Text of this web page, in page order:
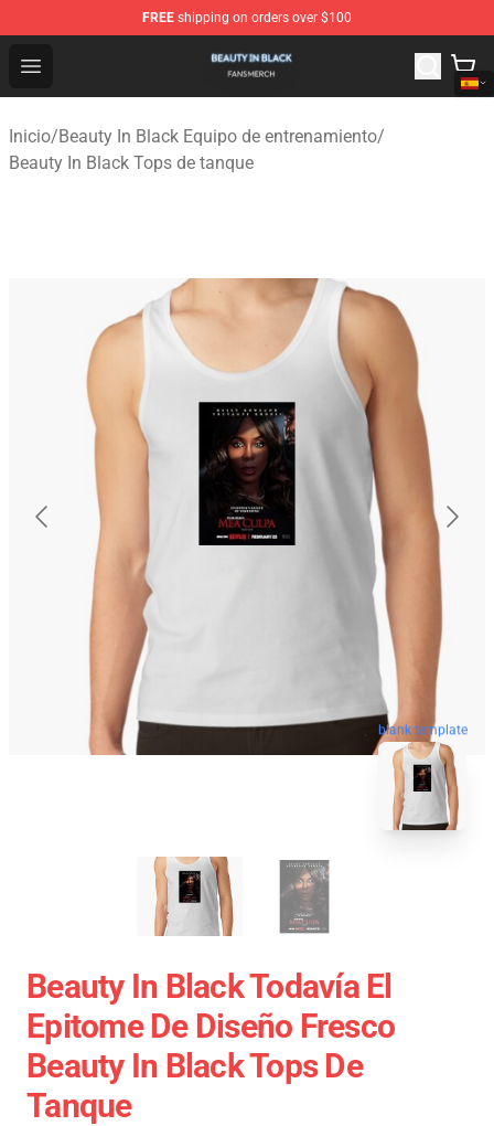
FREE shipping on orders over $100
Open menu
Beauty In Black Shop - Official Beauty In Black
Inicio/Beauty In Black Equipo de entrenamiento/
Beauty In Black Tops de tanque
blank template
Beauty In Black Todavía El
Epitome De Diseño Fresco
Beauty In Black Tops De
Tanque